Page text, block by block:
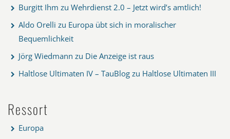
Burgitt Ihm zu Wehrdienst 2.0 – Jetzt wird’s amtlich!
Aldo Orelli zu Europa übt sich in moralischer
Bequemlichkeit
Jörg Wiedmann zu Die Anzeige ist raus
Haltlose Ultimaten IV – TauBlog zu Haltlose Ultimaten III
Ressort
Europa